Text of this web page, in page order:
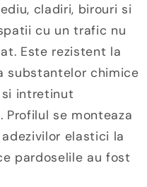
cladiri, birouri si
cu un trafic nu
Este rezistent la
substantelor chimice
intretinut
Profilul se monteaza
elastici la
pardoselile au fost